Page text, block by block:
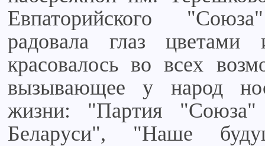
Евпаторийского
радовала глаз
красовалось во всех
вызывающее у народ
жизни: "Партия
Беларуси", "Наше